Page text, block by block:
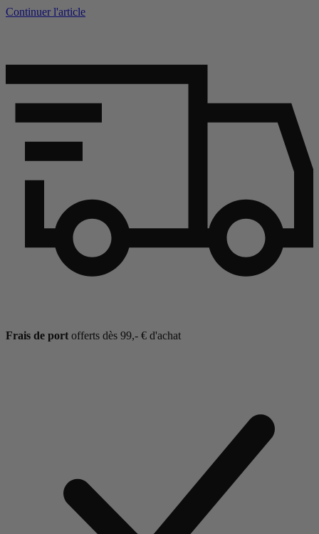
Continuer l'article
Frais de port offerts dès 99,- € d'achat